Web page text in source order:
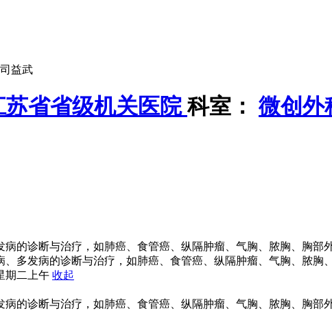
司益武
苏省省级机关医院科室： 微创外
的诊断与治疗，如肺癌、食管癌、纵隔肿瘤、气胸、脓胸、胸部
多发病的诊断与治疗，如肺癌、食管癌、纵隔肿瘤、气胸、脓胸
期二上午 收起
的诊断与治疗，如肺癌、食管癌、纵隔肿瘤、气胸、脓胸、胸部